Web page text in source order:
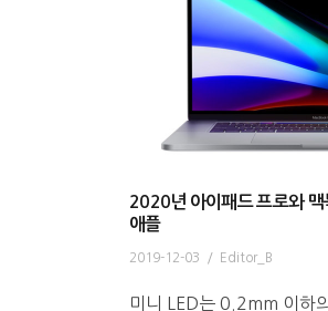
2020년 아이패드 프로와 맥
애플
2019-12-03 / Editor_B
미니 LED는 0.2mm 이하